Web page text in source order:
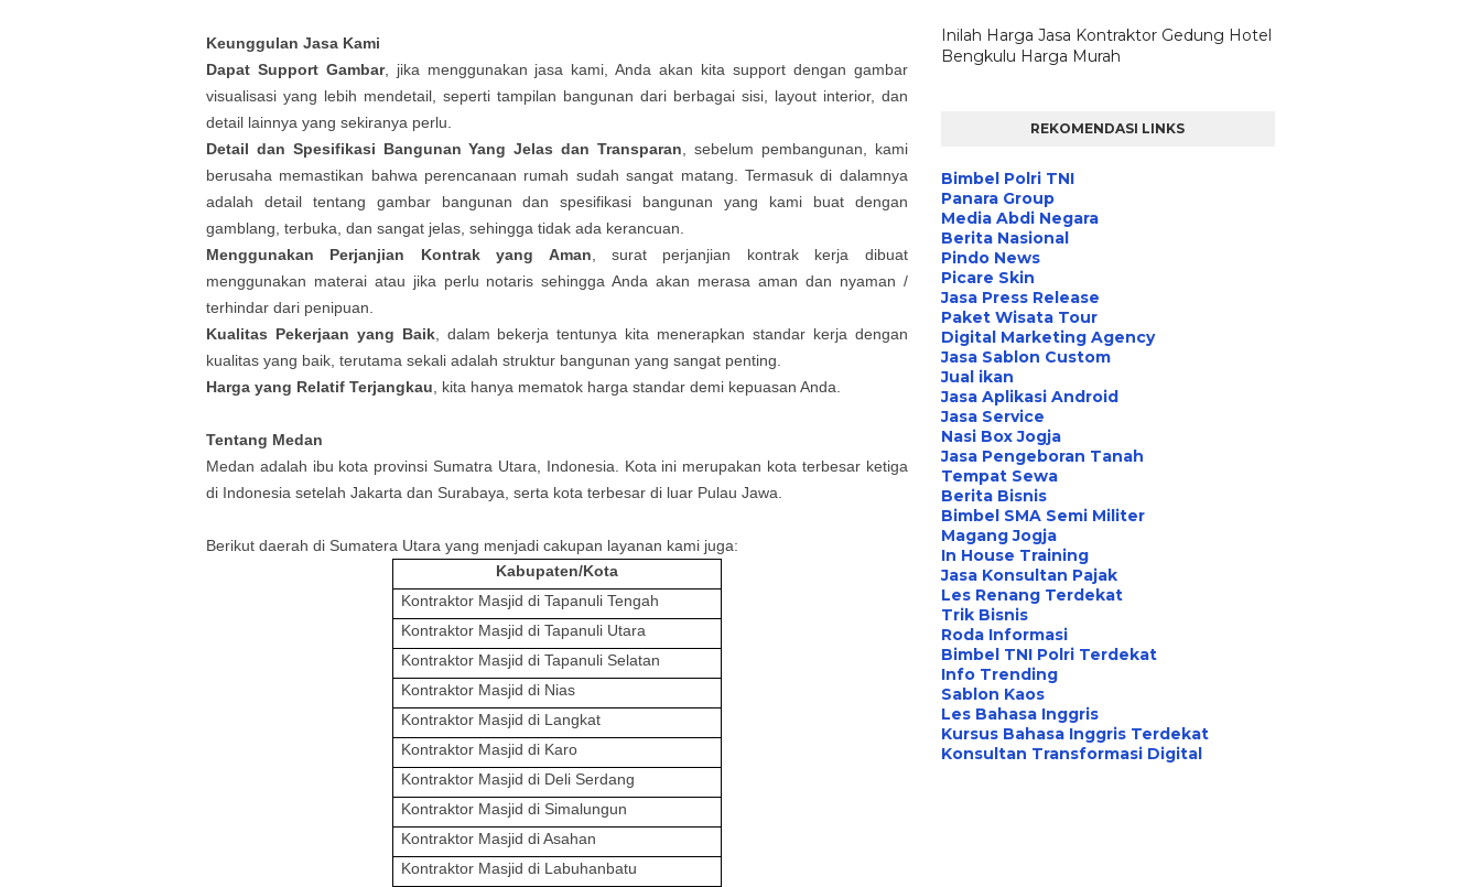
Keunggulan Jasa Kami
Dapat Support Gambar, jika menggunakan jasa kami, Anda akan kita support dengan gambar
visualisasi yang lebih mendetail, seperti tampilan bangunan dari berbagai sisi, layout interior, dan
detail lainnya yang sekiranya perlu.
Detail dan Spesifikasi Bangunan Yang Jelas dan Transparan , sebelum pembangunan, kami
berusaha memastikan bahwa perencanaan rumah sudah sangat matang. Termasuk di dalamnya
adalah detail tentang gambar bangunan dan spesifikasi bangunan yang kami buat dengan
gamblang, terbuka, dan sangat jelas, sehingga tidak ada kerancuan.
Menggunakan Perjanjian Kontrak yang Aman , surat perjanjian kontrak kerja dibuat
menggunakan materai atau jika perlu notaris sehingga Anda akan merasa aman dan nyaman /
terhindar dari penipuan.
Kualitas Pekerjaan yang Baik, dalam bekerja tentunya kita menerapkan standar kerja dengan
kualitas yang baik, terutama sekali adalah struktur bangunan yang sangat penting.
Harga yang Relatif Terjangkau , kita hanya mematok harga standar demi kepuasan Anda.
Tentang Medan
Medan adalah ibu kota provinsi Sumatra Utara, Indonesia. Kota ini merupakan kota terbesar ketiga
di Indonesia setelah Jakarta dan Surabaya, serta kota terbesar di luar Pulau Jawa.
Berikut daerah di Sumatera Utara yang menjadi cakupan layanan kami juga:
Kabupaten/Kota
Kontraktor Masjiddi Tapanuli Tengah
Kontraktor Masjiddi Tapanuli Utara
Kontraktor Masjiddi Tapanuli Selatan
Kontraktor Masjiddi Nias
Kontraktor Masjiddi Langkat
Kontraktor Masjiddi Karo
Kontraktor Masjiddi Deli Serdang
Kontraktor Masjiddi Simalungun
Kontraktor Masjiddi Asahan
Kontraktor Masjiddi Labuhanbatu
Inilah Harga Jasa Kontraktor Gedung Hotel
Bengkulu Harga Murah
REKOMENDASI LINKS
Bimbel Polri TNI
Panara Group
Media Abdi Negara
Berita Nasional
Pindo News
Picare Skin
Jasa Press Release
Paket Wisata Tour
Digital Marketing Agency
Jasa Sablon Custom
Jual ikan
Jasa Aplikasi Android
Jasa Service
Nasi Box Jogja
Jasa Pengeboran Tanah
Tempat Sewa
Berita Bisnis
Bimbel SMA Semi Militer
Magang Jogja
In House Training
Jasa Konsultan Pajak
Les Renang Terdekat
Trik Bisnis
Roda Informasi
Bimbel TNI Polri Terdekat
Info Trending
Sablon Kaos
Les Bahasa Inggris
Kursus Bahasa Inggris Terdekat
Konsultan Transformasi Digital